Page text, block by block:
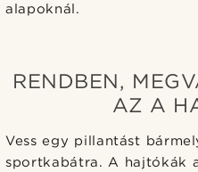
alapoknál.
RENDBEN,
AZ A
Vess egy pillantást
sportkabátra. A hajtókák